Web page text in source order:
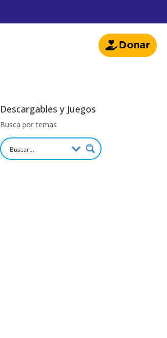
Donar
Descargables y Juegos
Busca por temas